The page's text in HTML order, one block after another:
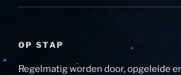
OP STAP
Regelmatig worden door, opgeleide